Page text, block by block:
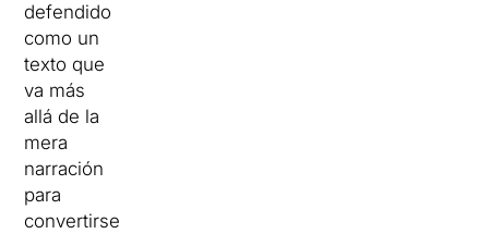
defendido
como un
texto que
va más
allá de la
mera
narración
para
convertirse